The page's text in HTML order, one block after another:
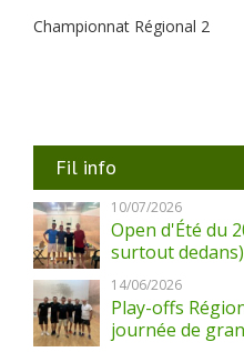
Championnat Régional 2
Fil info
10/07/2026
Open d'Été du
surtout
14/06/2026
Play-offs
journée de